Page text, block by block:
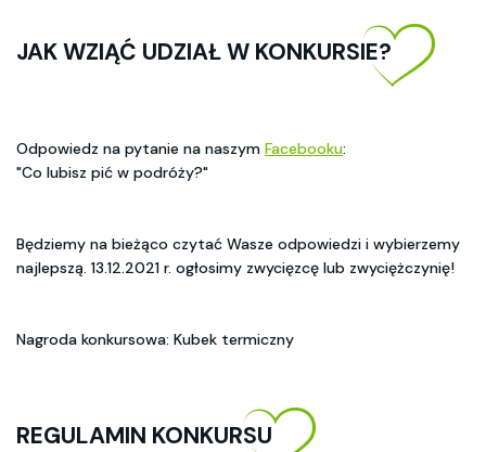
JAK WZIĄĆ UDZIAŁ W KONKURSIE?
Odpowiedz na pytanie na naszym Facebooku:
"Co lubisz pić w podróży?"
Będziemy na bieżąco czytać Wasze odpowiedzi i wybierzemy
najlepszą. 13.12.2021 r. ogłosimy zwycięzcę lub zwyciężczynię!
Nagroda konkursowa: Kubek termiczny
REGULAMIN KONKURSU